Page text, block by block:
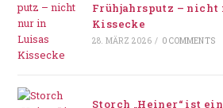
Frühjahrsputz – nicht
Kissecke
28. MÄRZ 2026 / 0 COMMENTS
Storch „Heiner“ ist